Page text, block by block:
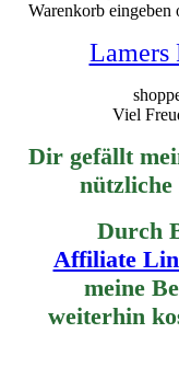
Warenkorb
Lamers
Viel
Dir gefällt
Durch
Affiliate
meine
weiterhin